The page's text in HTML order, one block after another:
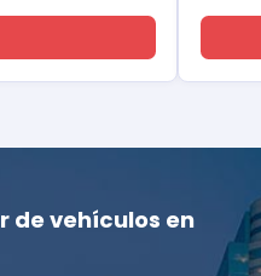
de vehículos en